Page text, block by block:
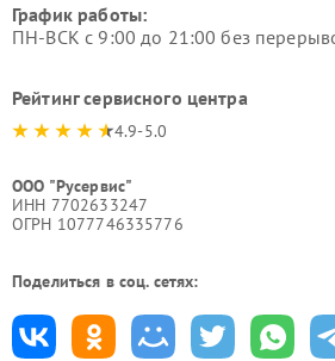
График работы:
ПН-ВСК с 9:00 до 21:00 без
Рейтинг сервисного центра
4.9-5.0
ООО "Русервис"
ИНН 7702633247
ОГРН 1077746335776
Поделиться в соц. сетях: